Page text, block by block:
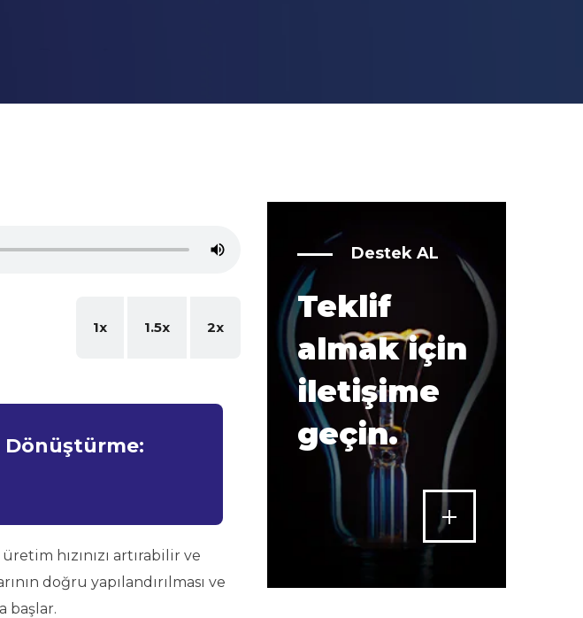
1x 1.5x 2x
Dönüştürme:
hızınızı artırabilir ve
doğru yapılandırılması ve
başlar.
Destek AL
Teklif
almak için
iletişime
geçin.